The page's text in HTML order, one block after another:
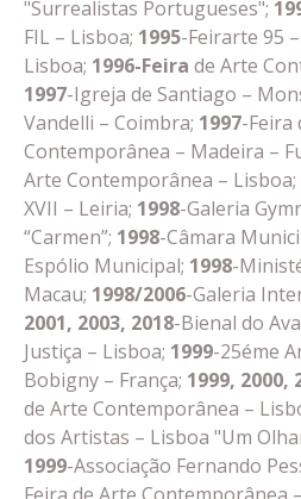
"Surrealistas Portugueses";
FIL – Lisboa; 1995-Feirarte 95
Lisboa; 1996-Feira de Arte
1997-Igreja de Santiago –
Vandelli – Coimbra; 1997-Feira
Contemporânea – Madeira –
Arte Contemporânea – Lisboa;
XVII – Leiria; 1998-Galeria
“Carmen”; 1998-Câmara
Espólio Municipal; 1998-
Macau; 1998/2006-Galeria
2001, 2003, 2018-Bienal do
Justiça – Lisboa; 1999-25éme
Bobigny – França; 1999, 2000,
de Arte Contemporânea –
dos Artistas – Lisboa "Um
1999-Associação Fernando